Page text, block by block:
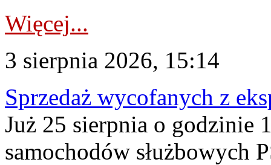
Więcej...
3 sierpnia 2026, 15:14
Sprzedaż wycofanych z
Już 25 sierpnia o godzinie
samochodów służbowych